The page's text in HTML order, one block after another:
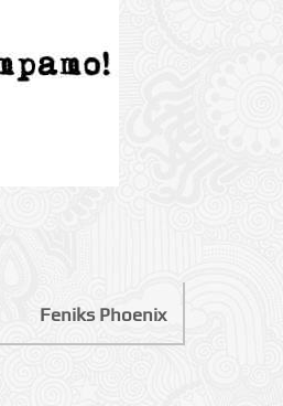
Feniks Phoenix